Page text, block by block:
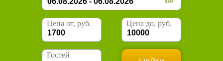
Цена от, руб. Цена до, руб.
Гостей